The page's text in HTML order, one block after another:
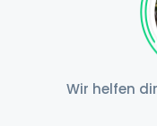
Wir helfen